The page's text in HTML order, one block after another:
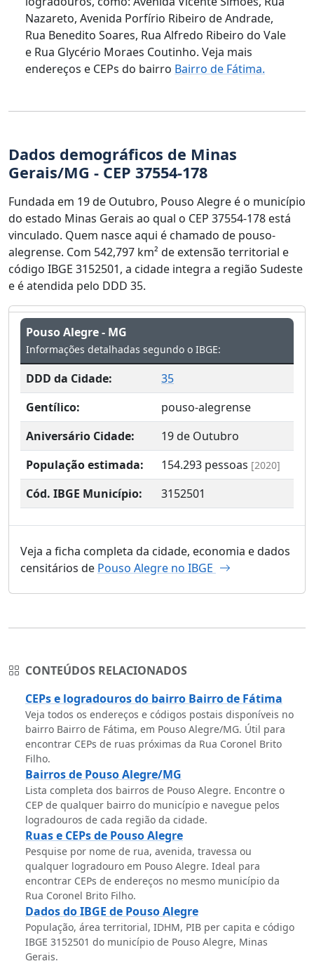
Nazareto, Avenida Porfírio Ribeiro de Andrade,
Rua Benedito Soares, Rua Alfredo Ribeiro do Vale
e Rua Glycério Moraes Coutinho. Veja mais
endereços e CEPs do bairro Bairro de Fátima.
Dados demográficos de Minas
Gerais/MG - CEP 37554-178
Fundada em 19 de Outubro, Pouso Alegre é o município
do estado Minas Gerais ao qual o CEP 37554-178 está
vinculado. Quem nasce aqui é chamado de pouso-
alegrense. Com 542,797 km² de extensão territorial e
código IBGE 3152501, a cidade integra a região Sudeste
e é atendida pelo DDD 35.
Pouso Alegre - MG
Informações detalhadas segundo o IBGE:
DDD da Cidade:
35
Gentílico:
pouso-alegrense
Aniversário Cidade:
19 de Outubro
População estimada:
154.293 pessoas [2020]
Cód. IBGE Município: 3152501
Veja a ficha completa da cidade, economia e dados
censitários de Pouso Alegre no IBGE
CONTEÚDOS RELACIONADOS
CEPs e logradouros do bairro Bairro de Fátima
Veja todos os endereços e códigos postais disponíveis no
bairro Bairro de Fátima, em Pouso Alegre/MG. Útil para
encontrar CEPs de ruas próximas da Rua Coronel Brito
Filho.
Bairros de Pouso Alegre/MG
Lista completa dos bairros de Pouso Alegre. Encontre o
CEP de qualquer bairro do município e navegue pelos
logradouros de cada região da cidade.
Ruas e CEPs de Pouso Alegre
Pesquise por nome de rua, avenida, travessa ou
qualquer logradouro em Pouso Alegre. Ideal para
encontrar CEPs de endereços no mesmo município da
Rua Coronel Brito Filho.
Dados do IBGE de Pouso Alegre
População, área territorial, IDHM, PIB per capita e código
IBGE 3152501 do município de Pouso Alegre, Minas
Gerais.